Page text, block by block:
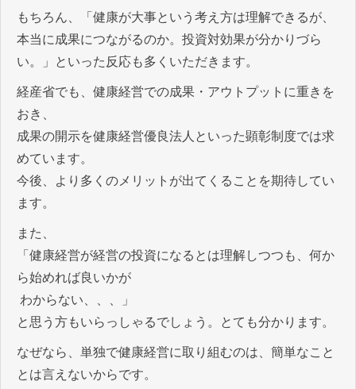
もちろん、「健康が大事という考え方は理解できるが、
本当に成果につながるのか。投資対効果が分かりづら
い。」といった反応も多くいただきます。
経産省でも、健康経営での成果・アウトプットに重きを
おき、
成果の開示を健康経営優良法人といった顕彰制度では求
めています。
今後、より多くのメリットが出てくることを期待してい
ます。
また、
「健康経営が経営の投資になるとは理解しつつも、何か
ら始めれば良いかが
わからない、、、」
と思う方もいらっしゃるでしょう。とても分かります。
なぜなら、単独で健康経営に取り組むのは、簡単なこと
とは言えないからです。